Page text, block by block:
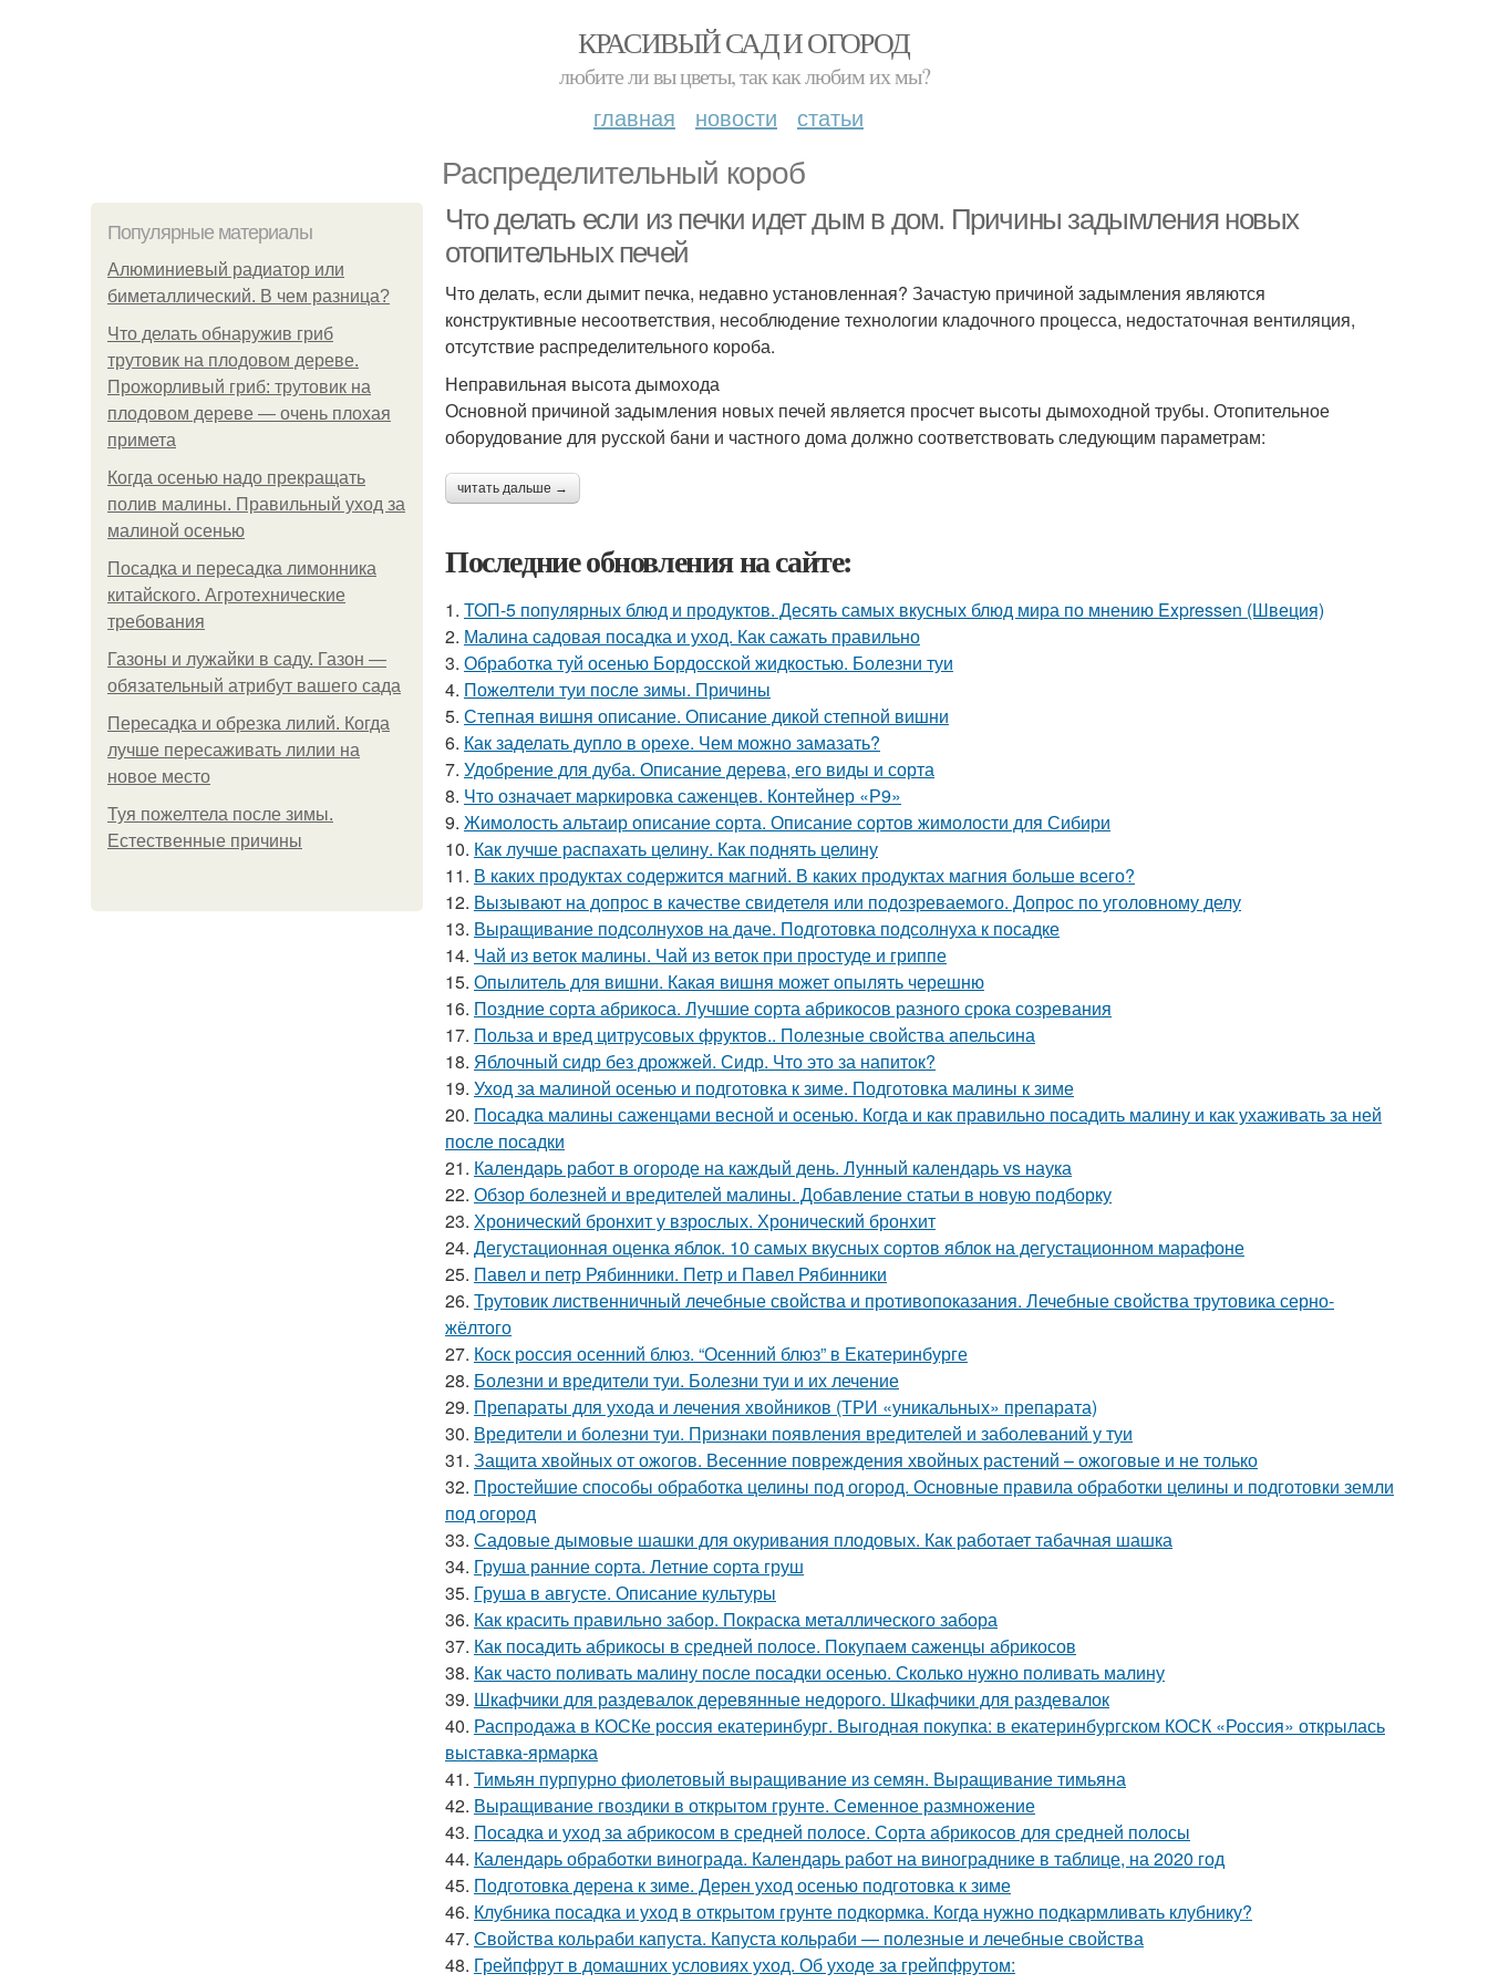
КРАСИВЫЙ САД И ОГОРОД
любите ли вы цветы, так как любим их мы?
главная новости статьи
Распределительный короб
Популярные материалы
Алюминиевый радиатор или
биметаллический. В чем разница?
Что делать обнаружив гриб
трутовик на плодовом дереве.
Прожорливый гриб: трутовик на
плодовом дереве — очень плохая
примета
Когда осенью надо прекращать
полив малины. Правильный уход за
малиной осенью
Посадка и пересадка лимонника
китайского. Агротехнические
требования
Газоны и лужайки в саду. Газон —
обязательный атрибут вашего сада
Пересадка и обрезка лилий. Когда
лучше пересаживать лилии на
новое место
Туя пожелтела после зимы.
Естественные причины
Что делать если из печки идет дым в дом. Причины задымления новых
отопительных печей
Что делать, если дымит печка, недавно установленная? Зачастую причиной задымления являются
конструктивные несоответствия, несоблюдение технологии кладочного процесса, недостаточная вентиляция,
отсутствие распределительного короба.
Неправильная высота дымохода
Основной причиной задымления новых печей является просчет высоты дымоходной трубы. Отопительное
оборудование для русской бани и частного дома должно соответствовать следующим параметрам:
читать дальше →
Последние обновления на сайте:
1. ТОП-5 популярных блюд и продуктов. Десять самых вкусных блюд мира по мнению Expressen (Швеция)
2. Малина садовая посадка и уход. Как сажать правильно
3. Обработка туй осенью Бордосской жидкостью. Болезни туи
4. Пожелтели туи после зимы. Причины
5. Степная вишня описание. Описание дикой степной вишни
6. Как заделать дупло в орехе. Чем можно замазать?
7. Удобрение для дуба. Описание дерева, его виды и сорта
8. Что означает маркировка саженцев. Контейнер «Р9»
9. Жимолость альтаир описание сорта. Описание сортов жимолости для Сибири
10. Как лучше распахать целину. Как поднять целину
11. В каких продуктах содержится магний. В каких продуктах магния больше всего?
12. Вызывают на допрос в качестве свидетеля или подозреваемого. Допрос по уголовному делу
13. Выращивание подсолнухов на даче. Подготовка подсолнуха к посадке
14. Чай из веток малины. Чай из веток при простуде и гриппе
15. Опылитель для вишни. Какая вишня может опылять черешню
16. Поздние сорта абрикоса. Лучшие сорта абрикосов разного срока созревания
17. Польза и вред цитрусовых фруктов.. Полезные свойства апельсина
18. Яблочный сидр без дрожжей. Сидр. Что это за напиток?
19. Уход за малиной осенью и подготовка к зиме. Подготовка малины к зиме
20. Посадка малины саженцами весной и осенью. Когда и как правильно посадить малину и как ухаживать за ней
после посадки
21. Календарь работ в огороде на каждый день. Лунный календарь vs наука
22. Обзор болезней и вредителей малины. Добавление статьи в новую подборку
23. Хронический бронхит у взрослых. Хронический бронхит
24. Дегустационная оценка яблок. 10 самых вкусных сортов яблок на дегустационном марафоне
25. Павел и петр Рябинники. Петр и Павел Рябинники
26. Трутовик лиственничный лечебные свойства и противопоказания. Лечебные свойства трутовика серно-
жёлтого
27. Коск россия осенний блюз. “Осенний блюз” в Екатеринбурге
28. Болезни и вредители туи. Болезни туи и их лечение
29. Препараты для ухода и лечения хвойников (ТРИ «уникальных» препарата)
30. Вредители и болезни туи. Признаки появления вредителей и заболеваний у туи
31. Защита хвойных от ожогов. Весенние повреждения хвойных растений – ожоговые и не только
32. Простейшие способы обработка целины под огород. Основные правила обработки целины и подготовки земли
под огород
33. Садовые дымовые шашки для окуривания плодовых. Как работает табачная шашка
34. Груша ранние сорта. Летние сорта груш
35. Груша в августе. Описание культуры
36. Как красить правильно забор. Покраска металлического забора
37. Как посадить абрикосы в средней полосе. Покупаем саженцы абрикосов
38. Как часто поливать малину после посадки осенью. Сколько нужно поливать малину
39. Шкафчики для раздевалок деревянные недорого. Шкафчики для раздевалок
40. Распродажа в КОСКе россия екатеринбург. Выгодная покупка: в екатеринбургском КОСК «Россия» открылась
выставка-ярмарка
41. Тимьян пурпурно фиолетовый выращивание из семян. Выращивание тимьяна
42. Выращивание гвоздики в открытом грунте. Семенное размножение
43. Посадка и уход за абрикосом в средней полосе. Сорта абрикосов для средней полосы
44. Календарь обработки винограда. Календарь работ на винограднике в таблице, на 2020 год
45. Подготовка дерена к зиме. Дерен уход осенью подготовка к зиме
46. Клубника посадка и уход в открытом грунте подкормка. Когда нужно подкармливать клубнику?
47. Свойства кольраби капуста. Капуста кольраби — полезные и лечебные свойства
48. Грейпфрут в домашних условиях уход. Об уходе за грейпфрутом: